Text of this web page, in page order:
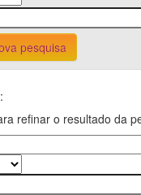
pesquisa
refinar o resultado da